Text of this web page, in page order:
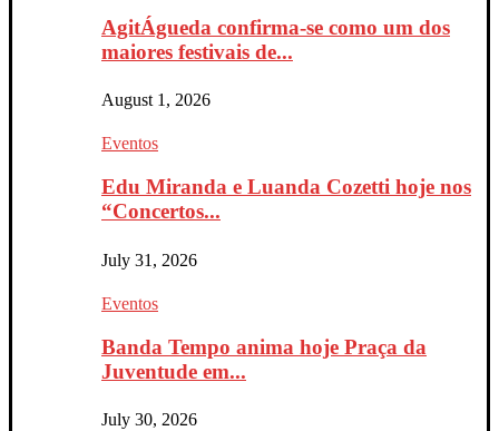
AgitÁgueda confirma-se como um dos
maiores festivais de...
August 1, 2026
Eventos
Edu Miranda e Luanda Cozetti hoje nos
“Concertos...
July 31, 2026
Eventos
Banda Tempo anima hoje Praça da
Juventude em...
July 30, 2026